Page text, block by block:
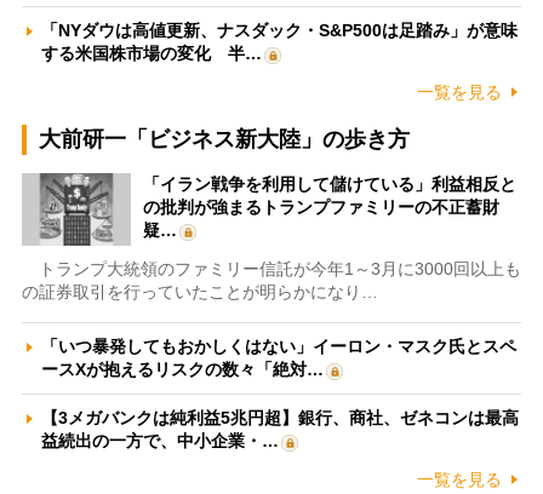
「NYダウは高値更新、ナスダック・S&P500は足踏み」が意味
する米国株市場の変化 半…
一覧を見る
大前研一「ビジネス新大陸」の歩き方
「イラン戦争を利用して儲けている」利益相反と
の批判が強まるトランプファミリーの不正蓄財
疑…
トランプ大統領のファミリー信託が今年1～3月に3000回以上も
の証券取引を行っていたことが明らかになり…
「いつ暴発してもおかしくはない」イーロン・マスク氏とスペ
ースXが抱えるリスクの数々「絶対…
【3メガバンクは純利益5兆円超】銀行、商社、ゼネコンは最高
益続出の一方で、中小企業・…
一覧を見る